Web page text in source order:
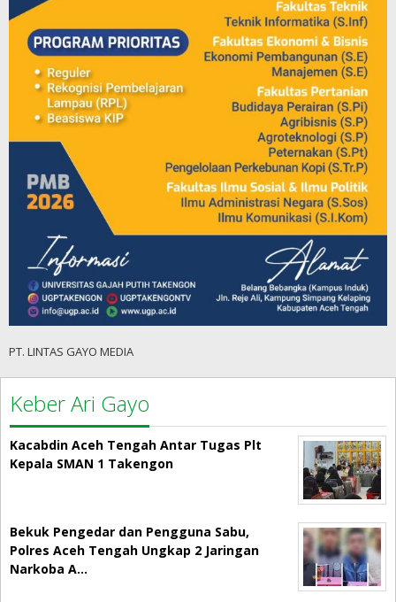
PT. LINTAS GAYO MEDIA
Keber Ari Gayo
Kacabdin Aceh Tengah Antar Tugas Plt
Kepala SMAN 1 Takengon
Bekuk Pengedar dan Pengguna Sabu,
Polres Aceh Tengah Ungkap 2 Jaringan
Narkoba A…